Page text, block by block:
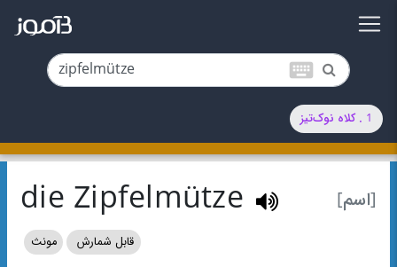
keyboard
1 . کلاه نوک‌تیز
[اسم] die Zipfelmütze
قابل شمارش مونث